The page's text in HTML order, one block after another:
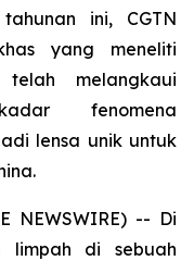
ini, CGTN
yang meneliti
melangkaui
fenomena
lensa unik untuk
NEWSWIRE) -- Di
limpah di sebuah